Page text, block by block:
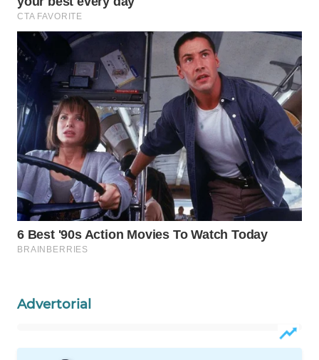
Advertorial
WAHANA
SPORT
WAHANA
UMKM
WAHANA
SELEB
WAHANA
PERSONA
WAHANA
OTOMOTIF